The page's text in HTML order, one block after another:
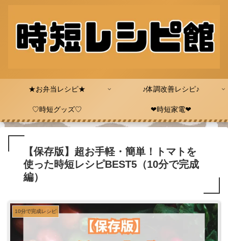
★お弁当レシピ★ ♪体調改善レシピ♪
♡時短グッズ♡ ❤時短家電❤
【保存版】超お手軽・簡単！トマトを
使った時短レシピBEST5（10分で完成
編）
10分で完成レシピ